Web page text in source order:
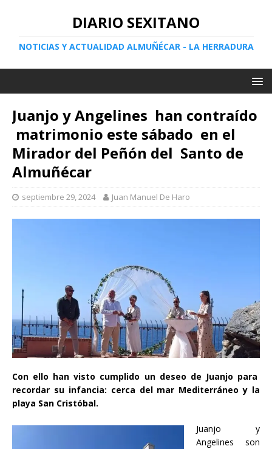
DIARIO SEXITANO
NOTICIAS Y ACTUALIDAD ALMUÑÉCAR - LA HERRADURA
Juanjo y Angelines han contraído
matrimonio este sábado en el
Mirador del Peñón del Santo de
Almuñécar
septiembre 29, 2024 Juan Manuel De Haro
Con ello han visto cumplido un deseo de Juanjo para
recordar su infancia: cerca del mar Mediterráneo y la
playa San Cristóbal.
Juanjo y
Angelines son